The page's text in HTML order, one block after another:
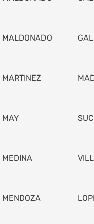
MALDONADO
MARTINEZ
MAY
MEDINA
MENDOZA